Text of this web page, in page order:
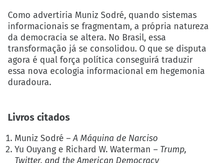
Como advertiria Muniz Sodré, quando sistemas
informacionais se fragmentam, a própria natureza
da democracia se altera. No Brasil, essa
transformação já se consolidou. O que se disputa
agora é qual força política conseguirá traduzir
essa nova ecologia informacional em hegemonia
duradoura.
Livros citados
Muniz Sodré –A Máquina de Narciso
Yu Ouyang e Richard W. Waterman – Trump,
Twitter, and the American Democracy